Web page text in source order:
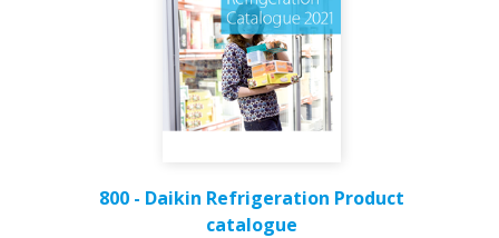
800 - Daikin Refrigeration Product
catalogue